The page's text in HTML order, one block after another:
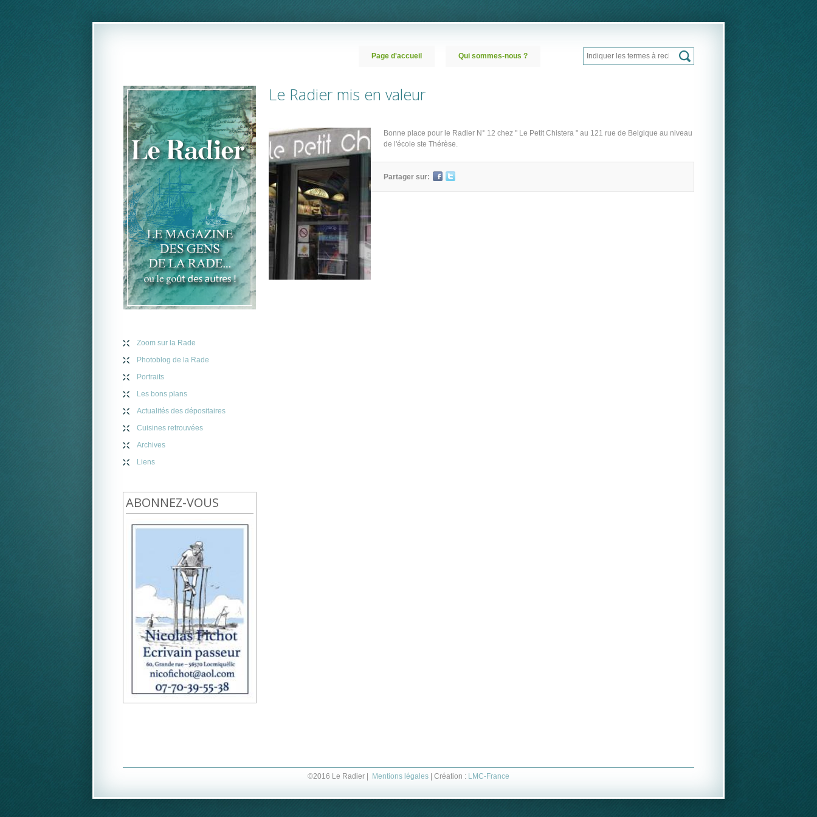
Formulaire de recherche
Rechercher
Page d'accueil Qui sommes-nous ?
Zoom sur la Rade
Photoblog de la Rade
Portraits
Les bons plans
Actualités des dépositaires
Cuisines retrouvées
Archives
Liens
ABONNEZ-VOUS
Le Radier mis en valeur
Bonne place pour le Radier N° 12 chez " Le Petit Chistera " au 121 rue de Belgique au niveau
de l'école ste Thérèse.
Partager sur:
©2016 Le Radier | Mentions légales | Création : LMC-France